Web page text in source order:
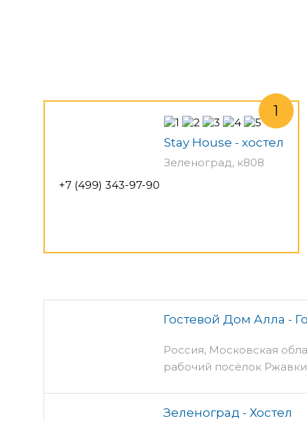
Stay House - хостел
Зеленоград, к808
+7 (499) 343-97-90
Гостевой Дом Алла -
Россия, Московская
рабочий посёлок
Зеленоград - Хостел